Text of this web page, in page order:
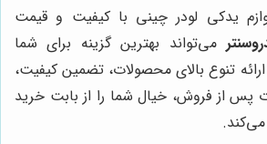
یدکی لودر چینی با کیفیت و قیمت
می‌تواند بهترین گزینه برای شما
تنوع بالای محصولات، تضمین کیفیت،
پس از فروش، خیال شما را از بابت خرید